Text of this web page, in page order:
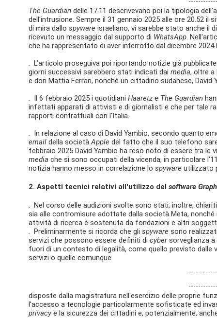
The Guardian delle 17.11 descrivevano poi la tipologia
dell'intrusione. Sempre il 31 gennaio 2025 alle ore 20.52 il
di mira dallospyware israeliano, vi sarebbe stato anche il
ricevuto un messaggio dal supporto di WhatsApp.
che ha rappresentato di aver interrotto dal dicembre
. L'articolo proseguiva poi riportando notizie già
giorni successivi sarebbero stati indicati daimedia, oltre a
e don Mattia Ferrari, nonché un cittadino sudanese, David
. Il 6 febbraio 2025 i quotidianiHaaretz e The Guardian
infettati apparati di attivisti e di giornalisti e che per tale
rapporti contrattuali con l'Italia.
. In relazione al caso di David Yambio, secondo quanto
email della societàApple del fatto che il suo telefono
febbraio 2025 David Yambio ha reso noto di essere tra
media che si sono occupati della vicenda, in particolare
notizia hanno messo in correlazione lospyware utilizzato
2. Aspetti tecnici relativi all'utilizzo del software
. Nel corso delle audizioni svolte sono stati, inoltre,
sia alle contromisure adottate dalla società Meta,
attività di ricerca è sostenuta da fondazioni e altri
. Preliminarmente si ricorda che glispyware sono
servizi che possono essere definiti dicybersorveglianza a
fuori di un contesto di legalità, come quello previsto
servizi o quelle comunque
disposte dalla magistratura nell'esercizio delle proprie
l'accesso a tecnologie particolarmente sofisticate ed
privacye la sicurezza dei cittadini e, potenzialmente,